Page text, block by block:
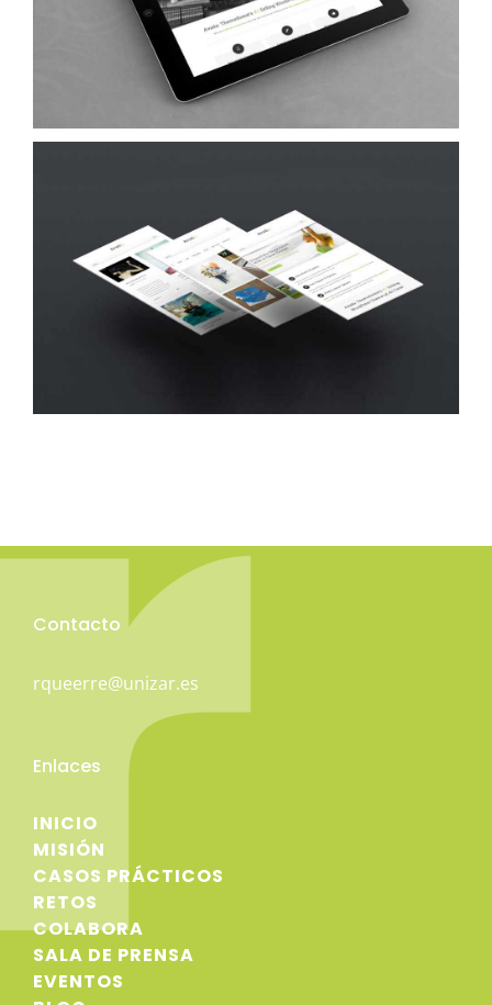
Contacto
rqueerre@unizar.es
Enlaces
INICIO
MISIÓN
CASOS PRÁCTICOS
RETOS
COLABORA
SALA DE PRENSA
EVENTOS